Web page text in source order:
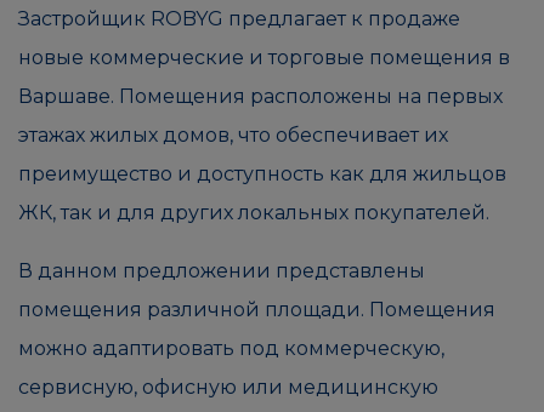
Застройщик ROBYG предлагает к продаже
новые коммерческие и торговые помещения в
Варшаве. Помещения расположены на первых
этажах жилых домов, что обеспечивает их
преимущество и доступность как для жильцов
ЖК, так и для других локальных покупателей.
В данном предложении представлены
помещения различной площади. Помещения
можно адаптировать под коммерческую,
сервисную, офисную или медицинскую